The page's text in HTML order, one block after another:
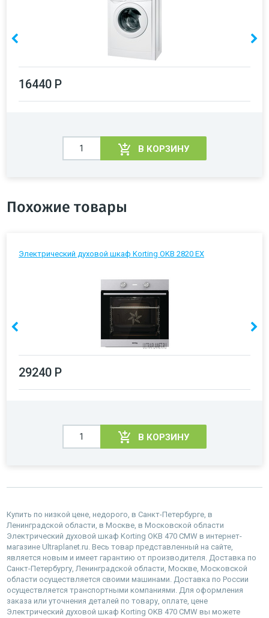
16440 Р
В КОРЗИНУ
Похожие товары
Электрический духовой шкаф Korting OKB 2820 EX
29240 Р
В КОРЗИНУ
Купить по низкой цене, недорого, в Санкт-Петербурге, в
Ленинградской области, в Москве, в Московской области
Электрический духовой шкаф Korting OKB 470 CMW в интернет-
магазине Ultraplanet.ru. Весь товар представленный на сайте,
является новым и имеет гарантию от производителя. Доставка по
Санкт-Петербургу, Ленинградской области, Москве, Московской
области осуществляется своими машинами. Доставка по России
осуществляется транспортными компаниями. Для оформления
заказа или уточнения деталей по товару, оплате, цене
Электрический духовой шкаф Korting OKB 470 CMW вы можете